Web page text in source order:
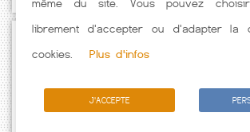
même du site. Vous pouvez choisir
librement d'accepter ou d'adapter la
cookies.
Plus d'infos
J'ACCEPTE